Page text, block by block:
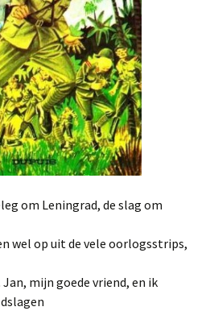
om Leningrad, de slag om
wel op uit de vele oorlogsstrips,
mijn goede vriend, en ik